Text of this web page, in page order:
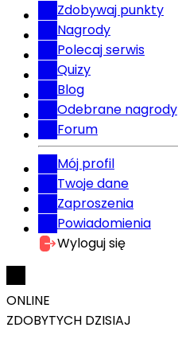
Zdobywaj punkty
Nagrody
Polecaj serwis
Quizy
Blog
Odebrane nagrody
Forum
Mój profil
Twoje dane
Zaproszenia
Powiadomienia
Wyloguj się
ONLINE
ZDOBYTYCH DZISIAJ